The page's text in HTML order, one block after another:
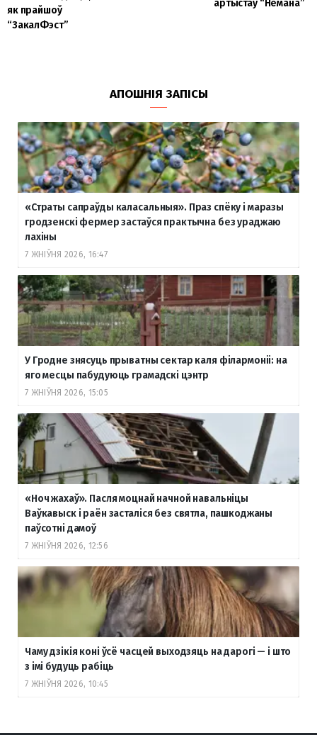
як прайшоў
“ЗакалФэст”
артыстаў “Нёмана”
АПОШНІЯ ЗАПІСЫ
«Страты сапраўды каласальныя». Праз спёку і маразы
гродзенскі фермер застаўся практычна без ураджаю
лахіны
7 ЖНІЎНЯ 2026, 16:47
У Гродне знясуць прыватны сектар каля філармоніі: на
яго месцы пабудуюць грамадскі цэнтр
7 ЖНІЎНЯ 2026, 15:05
«Ноч жахаў». Пасля моцнай начной навальніцы
Ваўкавыск і раён засталіся без святла, пашкоджаны
паўсотні дамоў
7 ЖНІЎНЯ 2026, 12:56
Чаму дзікія коні ўсё часцей выходзяць на дарогі — і што
з імі будуць рабіць
7 ЖНІЎНЯ 2026, 10:45